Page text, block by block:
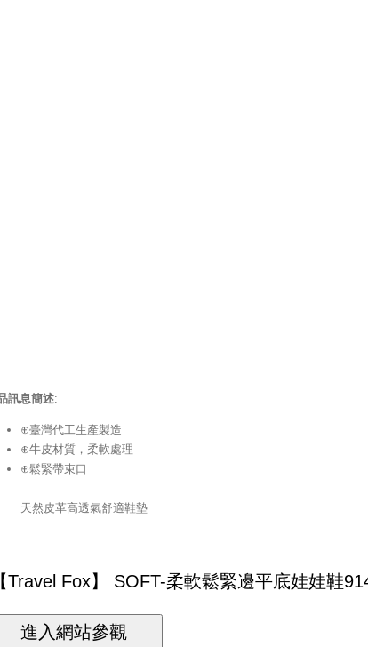
訊息簡述:
⊕臺灣代工生產製造
⊕牛皮材質，柔軟處理
⊕鬆緊帶束口
天然皮革高透氣舒適鞋墊